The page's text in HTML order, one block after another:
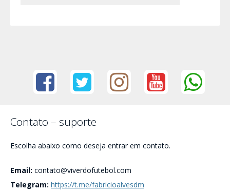
Contato – suporte
Escolha abaixo como deseja entrar em contato.
Email: contato@viverdofutebol.com
Telegram: https://t.me/fabricioalvesdm